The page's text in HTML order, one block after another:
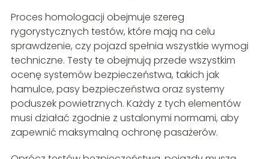
Proces homologacji obejmuje szereg
rygorystycznych testów, które mają na celu
sprawdzenie, czy pojazd spełnia wszystkie wymogi
techniczne. Testy te obejmują przede wszystkim
ocenę systemów bezpieczeństwa, takich jak
hamulce, pasy bezpieczeństwa oraz systemy
poduszek powietrznych. Każdy z tych elementów
musi działać zgodnie z ustalonymi normami, aby
zapewnić maksymalną ochronę pasażerów.